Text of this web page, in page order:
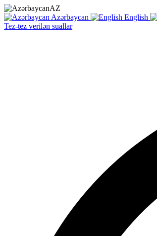
AZ
Azərbaycan
English
Tez-tez verilən suallar